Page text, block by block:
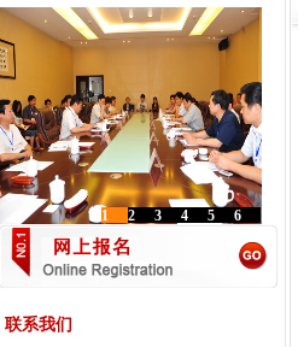
6
5
4
3
2
1
联系我们